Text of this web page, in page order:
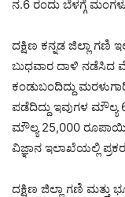
ನ.6 ರಂದು ಬೆಳಗ್ಗೆ
ದಕ್ಷಿಣ ಕನ್ನಡ ಜಿಲ್ಲಾ
ಬುಧವಾರ ದಾಳಿ ನಡೆಸಿದ
ಕಂಡುಬಂದಿದ್ದು
ಪಡೆದಿದ್ದು ಇವುಗಳ ಮೌಲ್ಯ
ಮೌಲ್ಯ 25,000 ರೂಪಾಯಿ
ವಿಜ್ಞಾನ ಇಲಾಖೆಯಲ್ಲಿ
ದಕ್ಷಿಣ ಜಿಲ್ಲಾ ಗಣಿ